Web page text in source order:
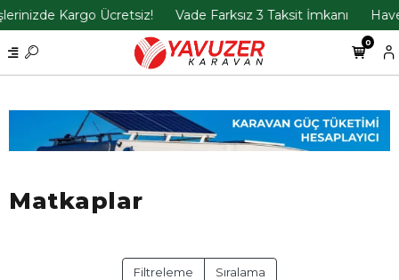
Kargo Ücretsiz! Vade Farksız 3 Taksit İmkanı
0
Matkaplar
Filtreleme Sıralama